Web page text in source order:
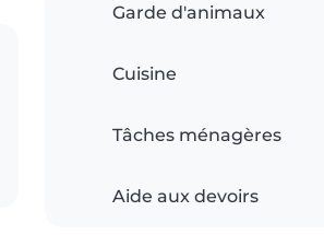
Garde d'animaux
Cuisine
Tâches ménagères
Aide aux devoirs